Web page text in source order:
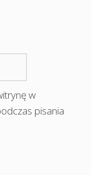
w
pisania